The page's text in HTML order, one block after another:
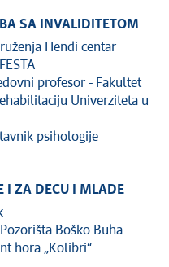
SA INVALIDITETOM
Hendi centar
profesor - Fakultet
Univerziteta u
psihologije
I ZA DECU I MLADE
Boško Buha
hora „Kolibri“